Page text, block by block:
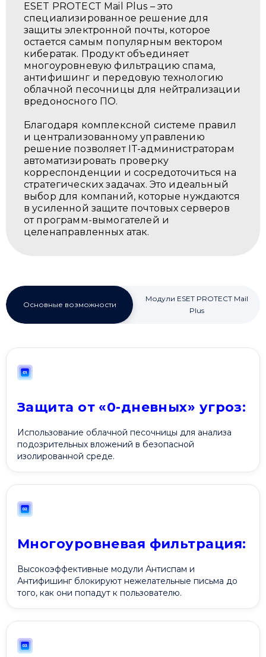
ESET PROTECT Mail Plus – это
специализированное решение для
защиты электронной почты, которое
остается самым популярным вектором
кибератак. Продукт объединяет
многоуровневую фильтрацию спама,
антифишинг и передовую технологию
облачной песочницы для нейтрализации
вредоносного ПО.
Благодаря комплексной системе правил
и централизованному управлению
решение позволяет IT-администраторам
автоматизировать проверку
корреспонденции и сосредоточиться на
стратегических задачах. Это идеальный
выбор для компаний, которые нуждаются
в усиленной защите почтовых серверов
от программ-вымогателей и
целенаправленных атак.
Основные возможности
Модули ESET PROTECT Mail
Plus
Защита от «0-дневных» угроз:
Использование облачной песочницы для анализа
подозрительных вложений в безопасной
изолированной среде.
Многоуровневая фильтрация:
Высокоэффективные модули Антиспам и
Антифишинг блокируют нежелательные письма до
того, как они попадут к пользователю.